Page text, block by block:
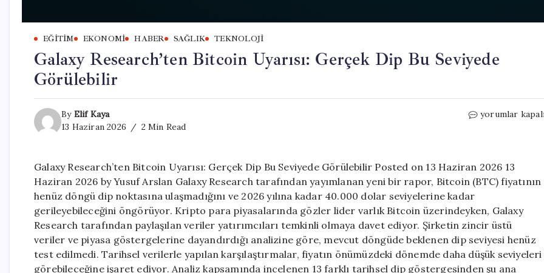
EĞITIM EKONOMI HABER SAĞLIK TEKNOLOJI
Galaxy Research’ten Bitcoin Uyarısı: Gerçek Dip Bu Seviyede
Görülebilir
By Elif Kaya
13 Haziran 2026
2 Min Read
Galaxy
Gerçek
Dip
Görülebilir
için
yorumlar
Galaxy Research’ten Bitcoin Uyarısı: Gerçek Dip Bu Seviyede Görülebilir Posted on 13 Haziran 2026 13
Haziran 2026 by Yusuf Arslan Galaxy Research tarafından yayımlanan yeni bir rapor, Bitcoin (BTC) fiyatının
henüz döngü dip noktasına ulaşmadığını ve 2026 yılına kadar 40.000 dolar seviyelerine kadar
gerileyebileceğini öngörüyor. Kripto para piyasalarında gözler lider varlık Bitcoin üzerindeyken, Galaxy
Research tarafından paylaşılan veriler yatırımcıları temkinli olmaya davet ediyor. Şirketin zincir üstü
veriler ve piyasa göstergelerine dayandırdığı analizine göre, mevcut döngüde beklenen dip seviyesi henüz
test edilmedi. Tarihsel verilerle yapılan karşılaştırmalar, fiyatın önümüzdeki dönemde daha düşük seviyeleri
görebileceğine işaret ediyor. Analiz kapsamında incelenen 13 farklı tarihsel dip göstergesinden şu ana